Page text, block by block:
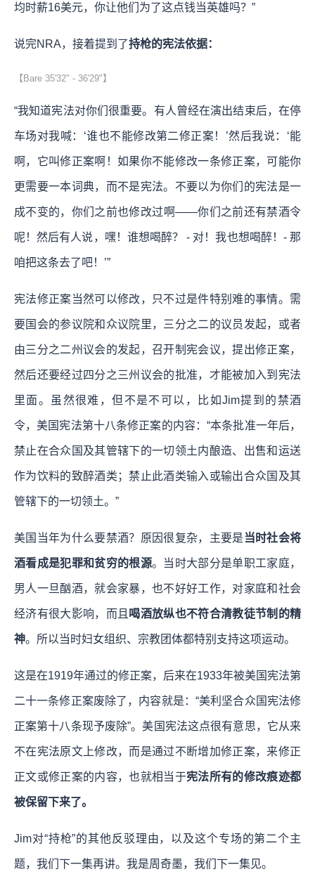
均时薪16美元，你让他们为了这点钱当英雄吗？”
说完NRA，接着提到了持枪的宪法依据：
【Bare 35'32" - 36'29"】
“我知道宪法对你们很重要。有人曾经在演出结束后，在停
车场对我喊：‘谁也不能修改第二修正案！’然后我说：‘能
啊，它叫修正案啊！如果你不能修改一条修正案，可能你
更需要一本词典，而不是宪法。不要以为你们的宪法是一
成不变的，你们之前也修改过啊——你们之前还有禁酒令
呢！然后有人说，嘿！谁想喝醉？ - 对！我也想喝醉！- 那
咱把这条去了吧！’”
宪法修正案当然可以修改，只不过是件特别难的事情。需
要国会的参议院和众议院里，三分之二的议员发起，或者
由三分之二州议会的发起，召开制宪会议，提出修正案，
然后还要经过四分之三州议会的批准，才能被加入到宪法
里面。虽然很难，但不是不可以，比如Jim提到的禁酒
令，美国宪法第十八条修正案的内容：“本条批准一年后，
禁止在合众国及其管辖下的一切领土内酿造、出售和运送
作为饮料的致醉酒类；禁止此酒类输入或输出合众国及其
管辖下的一切领土。”
美国当年为什么要禁酒？原因很复杂，主要是 当时社会将
酒看成是犯罪和贫穷的根源。当时大部分是单职工家庭，
男人一旦酗酒，就会家暴，也不好好工作，对家庭和社会
经济有很大影响，而且 喝酒放纵也不符合清教徒节制的精
神。所以当时妇女组织、宗教团体都特别支持这项运动。
这是在1919年通过的修正案，后来在1933年被美国宪法第
二十一条修正案废除了，内容就是：“美利坚合众国宪法修
正案第十八条现予废除”。美国宪法这点很有意思，它从来
不在宪法原文上修改，而是通过不断增加修正案，来修正
正文或修正案的内容，也就相当于宪法所有的修改痕迹都
被保留下来了。
Jim对“持枪”的其他反驳理由，以及这个专场的第二个主
题，我们下一集再讲。我是周奇墨，我们下一集见。